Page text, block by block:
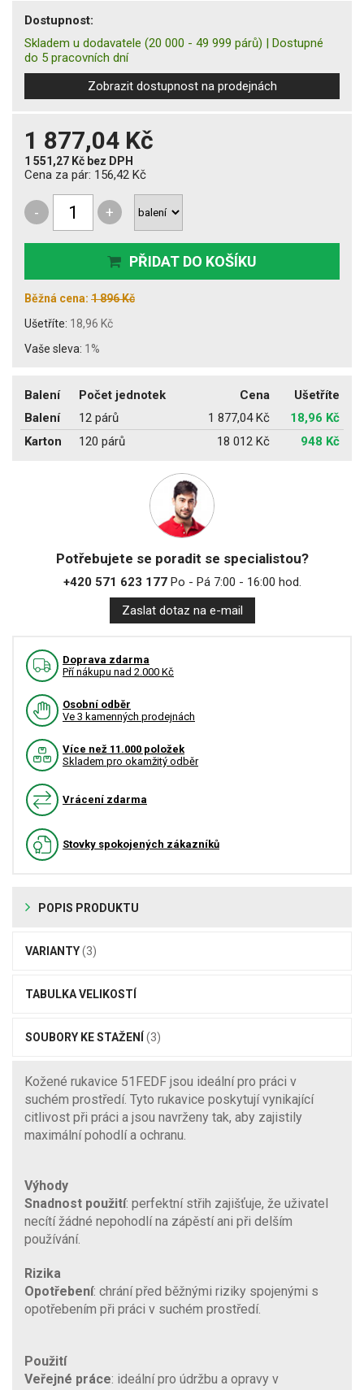
Dostupnost:
Skladem u dodavatele (20 000 - 49 999 párů) | Dostupné
do 5 pracovních dní
Zobrazit dostupnost na prodejnách
1 877,04 Kč
1 551,27 Kč bez DPH
Cena za pár: 156,42 Kč
- +
PŘIDAT DO KOŠÍKU
Běžná cena: 1 896 Kč
Ušetříte: 18,96 Kč
Vaše sleva: 1%
Balení Počet jednotek Cena
Ušetříte
Balení
12 párů 1 877,04 Kč
18,96 Kč
Karton
120 párů 18 012 Kč 948 Kč
Potřebujete se poradit se specialistou?
+420 571 623 177Po - Pá 7:00 - 16:00 hod.
Zaslat dotaz na e-mail
Doprava zdarma
Pří nákupu nad 2.000 Kč
Osobní odběr
Ve 3 kamenných prodejnách
Více než 11.000 položek
Skladem pro okamžitý odběr
Vrácení zdarma
Stovky spokojených zákazníků
POPIS PRODUKTU
VARIANTY(3)
TABULKA VELIKOSTÍ
SOUBORY KE STAŽENÍ (3)
Kožené rukavice 51FEDF jsou ideální pro práci v
suchém prostředí. Tyto rukavice poskytují vynikající
citlivost při práci a jsou navrženy tak, aby zajistily
maximální pohodlí a ochranu.
Výhody
Snadnost použití: perfektní střih zajišťuje, že uživatel
necítí žádné nepohodlí na zápěstí ani při delším
používání.
Rizika
Opotřebení: chrání před běžnými riziky spojenými s
opotřebením při práci v suchém prostředí.
Použití
Veřejné práce: ideální pro údržbu a opravy v